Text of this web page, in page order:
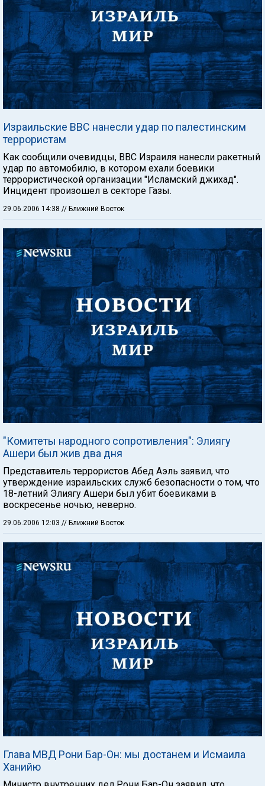
Израильские ВВС нанесли удар по палестинским
террористам
Как сообщили очевидцы, ВВС Израиля нанесли ракетный
удар по автомобилю, в котором ехали боевики
террористической организации "Исламский джихад".
Инцидент произошел в секторе Газы.
29.06.2006 14:38 // Ближний Восток
"Комитеты народного сопротивления": Элиягу
Ашери был жив два дня
Представитель террористов Абед Аэль заявил, что
утверждение израильских служб безопасности о том, что
18-летний Элиягу Ашери был убит боевиками в
воскресенье ночью, неверно.
29.06.2006 12:03 // Ближний Восток
Глава МВД Рони Бар-Он: мы достанем и Исмаила
Ханийю